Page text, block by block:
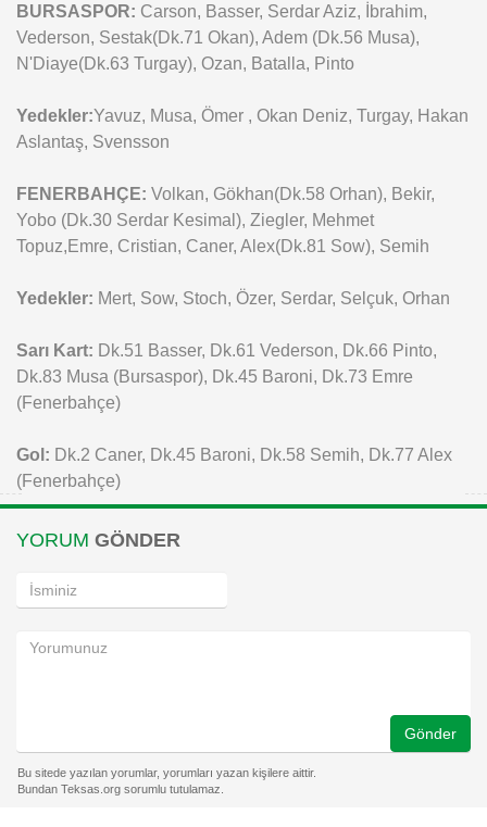
BURSASPOR: Carson, Basser, Serdar Aziz, İbrahim,
Vederson, Sestak(Dk.71 Okan), Adem (Dk.56 Musa),
N'Diaye(Dk.63 Turgay), Ozan, Batalla, Pinto
Yedekler:Yavuz, Musa, Ömer , Okan Deniz, Turgay, Hakan
Aslantaş, Svensson
FENERBAHÇE: Volkan, Gökhan(Dk.58 Orhan), Bekir,
Yobo (Dk.30 Serdar Kesimal), Ziegler, Mehmet
Topuz,Emre, Cristian, Caner, Alex(Dk.81 Sow), Semih
Yedekler: Mert, Sow, Stoch, Özer, Serdar, Selçuk, Orhan
Sarı Kart: Dk.51 Basser, Dk.61 Vederson, Dk.66 Pinto,
Dk.83 Musa (Bursaspor), Dk.45 Baroni, Dk.73 Emre
(Fenerbahçe)
Gol: Dk.2 Caner, Dk.45 Baroni, Dk.58 Semih, Dk.77 Alex
(Fenerbahçe)
YORUM GÖNDER
Gönder